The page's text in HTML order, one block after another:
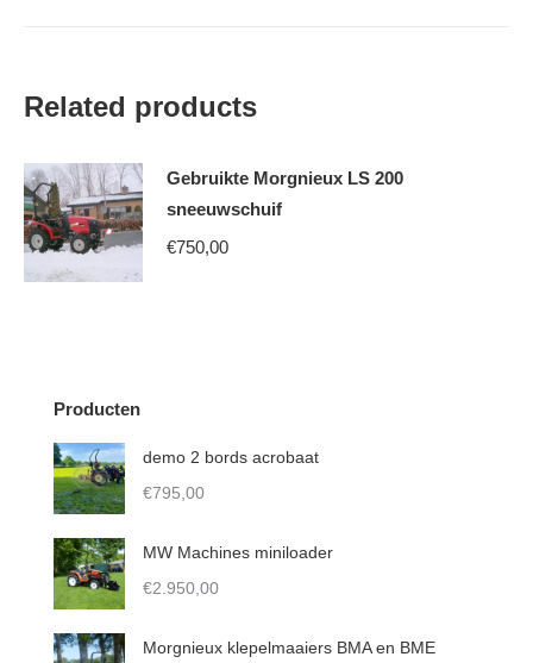
Related products
Gebruikte Morgnieux LS 200
sneeuwschuif
€750,00
Producten
demo 2 bords acrobaat
€795,00
MW Machines miniloader
€2.950,00
Morgnieux klepelmaaiers BMA en BME